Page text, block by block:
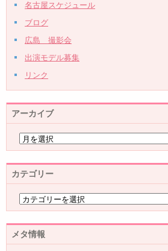
名古屋スケジュール
ブログ
広島 撮影会
出演モデル募集
リンク
アーカイブ
カテゴリー
メタ情報